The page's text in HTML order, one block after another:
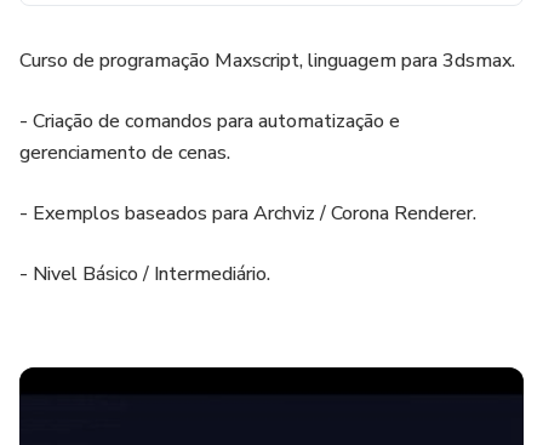
Curso de programação Maxscript, linguagem para 3dsmax.
- Criação de comandos para automatização e
gerenciamento de cenas.
- Exemplos baseados para Archviz / Corona Renderer.
- Nivel Básico / Intermediário.